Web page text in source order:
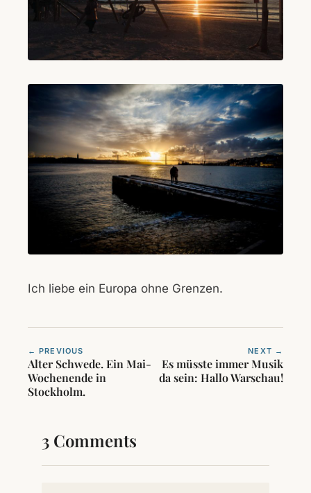
Ich liebe ein Europa ohne Grenzen.
← PREVIOUS
Alter Schwede. Ein Mai-
Wochenende in
Stockholm.
NEXT →
Es müsste immer Musik
da sein: Hallo Warschau!
3 Comments